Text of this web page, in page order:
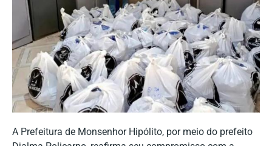
A Prefeitura de Monsenhor Hipólito, por meio do prefeito